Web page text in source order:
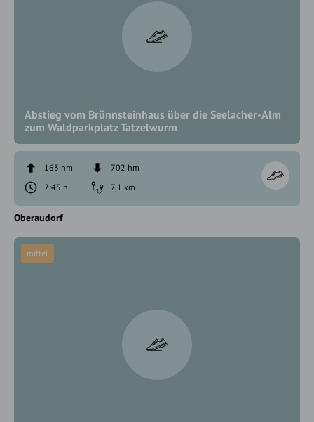
Abstieg vom Brünnsteinhaus über die Seelacher-Alm
zum Waldparkplatz Tatzelwurm
163 hm
702 hm
2:45 h
7,1 km
Oberaudorf
mittel